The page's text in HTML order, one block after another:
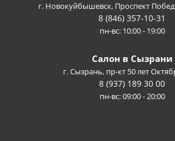
г. Новокуйбышевск, Проспект
8 (846) 357-10-31
пн-вс: 10:00 - 19:00
Салон в Сызрани
г. Сызрань, пр-кт 50 лет
8 (937) 189 30 00
пн-вс: 09:00 - 20:00